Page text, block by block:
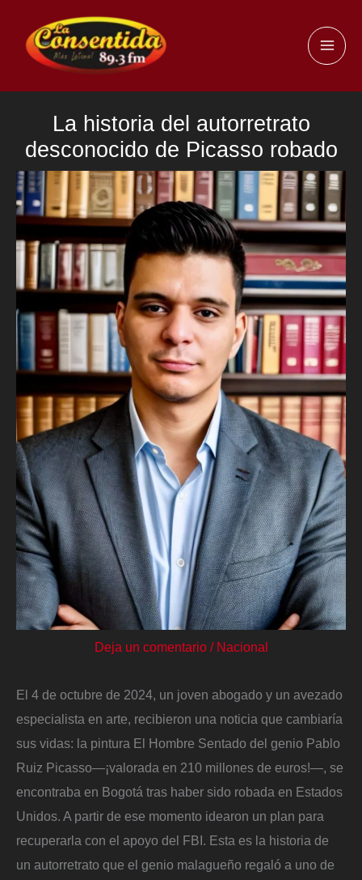
contenido
La historia del autorretrato
desconocido de Picasso robado
Deja un comentario / Nacional
El 4 de octubre de 2024, un joven abogado y un avezado
especialista en arte, recibieron una noticia que cambiaría
sus vidas: la pintura El Hombre Sentado del genio Pablo
Ruiz Picasso—¡valorada en 210 millones de euros!—, se
encontraba en Bogotá tras haber sido robada en Estados
Unidos. A partir de ese momento idearon un plan para
recuperarla con el apoyo del FBI. Esta es la historia de
un autorretrato que el genio malagueño regaló a uno de